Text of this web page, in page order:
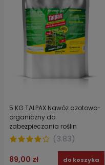
5 KG TALPAX Nawóz azotowo-
organiczny do
zabezpieczania roślin
(3.83)
89,00 zł do koszyka